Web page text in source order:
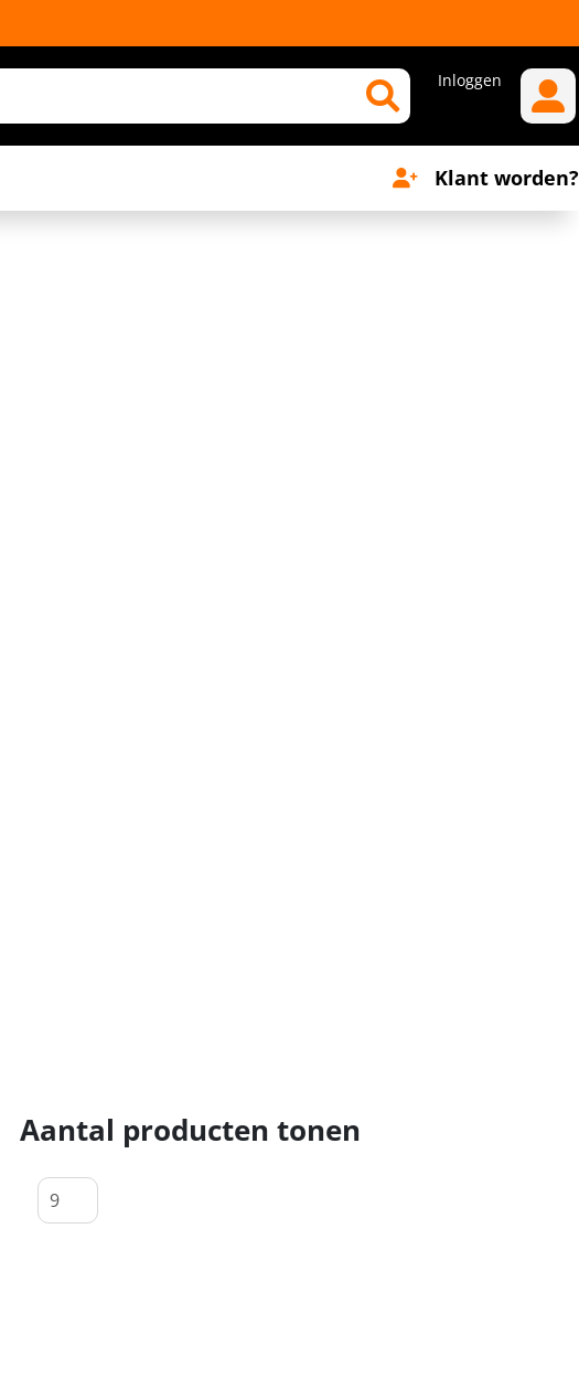
Inloggen
Klant worden?
Aantal producten tonen